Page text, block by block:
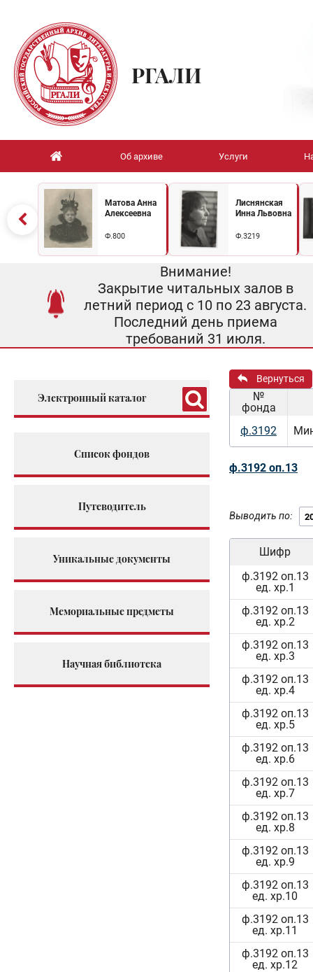
РГАЛИ
Об архиве Услуги
Матова Анна
Алексеевна
Ф.800
Лиснянская
Инна Львовна
Ф.3219
Внимание!
Закрытие читальных залов в
летний период с 10 по 23 августа.
Последний день приема
требований 31 июля.
Электронный каталог
Список фондов
Путеводитель
Уникальные документы
Мемориальные предметы
Научная библиотека
Вернуться
№
фонда
ф.3192
ф.3192 оп.13
Выводить по:
Шифр
ф.3192 оп.13
ед. хр.1
ф.3192 оп.13
ед. хр.2
ф.3192 оп.13
ед. хр.3
ф.3192 оп.13
ед. хр.4
ф.3192 оп.13
ед. хр.5
ф.3192 оп.13
ед. хр.6
ф.3192 оп.13
ед. хр.7
ф.3192 оп.13
ед. хр.8
ф.3192 оп.13
ед. хр.9
ф.3192 оп.13
ед. хр.10
ф.3192 оп.13
ед. хр.11
ф.3192 оп.13
ед. хр.12